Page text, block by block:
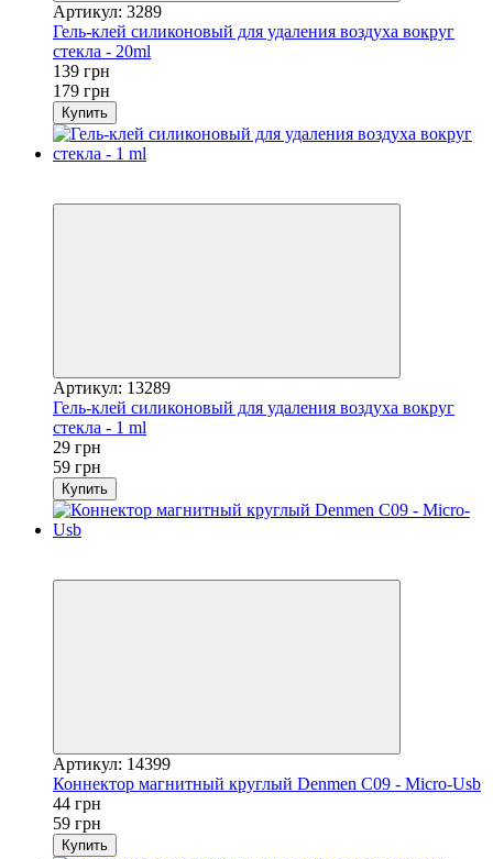
Артикул: 3289
Гель-клей силиконовый для удаления воздуха вокруг
стекла - 20ml
139 грн
179 грн
Купить
Артикул: 13289
Гель-клей силиконовый для удаления воздуха вокруг
стекла - 1 ml
29 грн
59 грн
Купить
Артикул: 14399
Коннектор магнитный круглый Denmen C09 - Micro-Usb
44 грн
59 грн
Купить